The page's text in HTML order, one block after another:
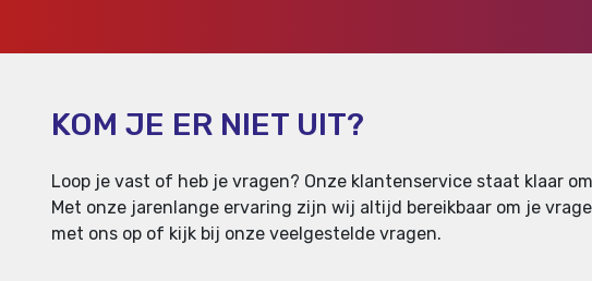
KOM JE ER NIET UIT?
Loop je vast of heb je vragen? Onze klantenservice staat klaar
Met onze jarenlange ervaring zijn wij altijd bereikbaar om je
met ons op of kijk bij onze veelgestelde vragen.